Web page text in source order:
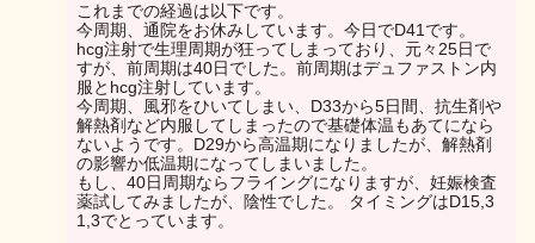
これまでの経過は以下です。
今周期、通院をお休みしています。今日でD41です。
hcg注射で生理周期が狂ってしまっており、元々25日で
すが、前周期は40日でした。前周期はデュファストン内
服とhcg注射しています。
今周期、風邪をひいてしまい、D33から5日間、抗生剤や
解熱剤など内服してしまったので基礎体温もあてになら
ないようです。D29から高温期になりましたが、解熱剤
の影響か低温期になってしまいました。
もし、40日周期ならフライングになりますが、妊娠検査
薬試してみましたが、陰性でした。 タイミングはD15,3
1,3でとっています。